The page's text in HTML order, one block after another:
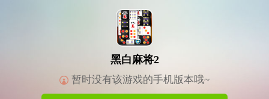
黑白麻将2
暂时没有该游戏的手机版本哦~